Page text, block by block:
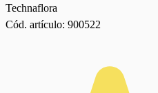
Technaflora
Cód. artículo: 900522